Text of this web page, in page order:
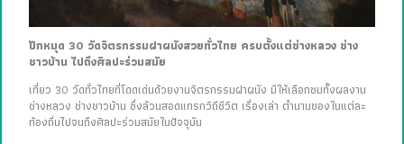
ปักหมุด 30 วัดจิตรกรรมฝาผนังสวยทั่วไทย ครบตั้งแต่ช่างหลวง ช่าง
ชาวบ้าน ไปถึงศิลปะร่วมสมัย
เที่ยว 30 วัดทั่วไทยที่โดดเด่นด้วยงานจิตรกรรมฝาผนัง มีให้เลือกชมทั้งผลงาน
ช่างหลวง ช่างชาวบ้าน ซึ่งล้วนสอดแทรกวิถีชีวิต เรื่องเล่า ตำนานของในแต่ละ
ท้องถิ่นไปจนถึงศิลปะร่วมสมัยในปัจจุบัน